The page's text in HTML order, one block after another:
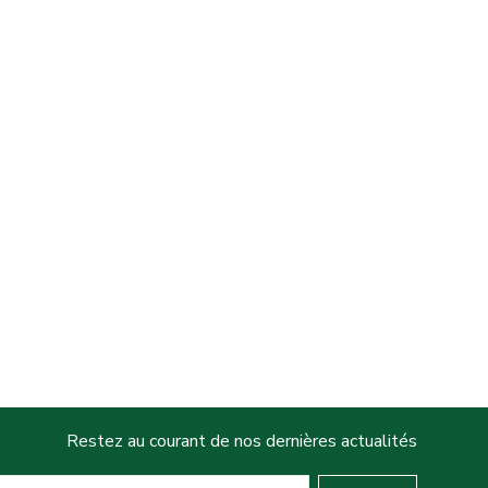
Restez au courant de nos dernières actualités